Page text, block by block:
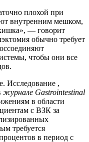
плохой при
внутренним мешком,
— говорит
обычно требует
чтобы они все
Исследование ,
журнале Gastrointestinal
в области
с ВЗК за
требуется
в период с